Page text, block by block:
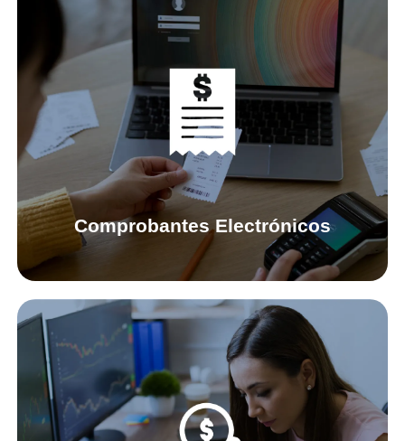
Comprobantes Electrónicos
Comprobantes
electrónicos
Mira tus comprobantes
electrónicos en línea.
Educación en
Seguros